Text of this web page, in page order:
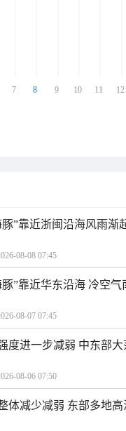
7 8 9 10 11 12
豚”靠近浙闽沿海风雨渐
08-08 07:45
豚”靠近华东沿海 冷空
08-07 07:45
度进一步减弱 中东部
08-06 07:50
体减少减弱 东部多地